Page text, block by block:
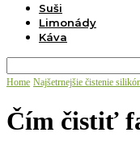
Suši
Limonády
Káva
Home Najšetrnejšie čistenie
Čím čistiť